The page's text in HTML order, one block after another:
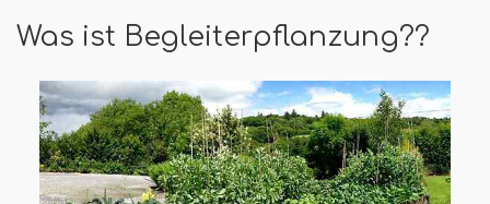
Was ist Begleiterpflanzung??